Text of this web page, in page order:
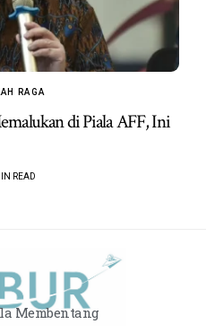
RAGA
di Piala AFF, Ini
READ
Membentang